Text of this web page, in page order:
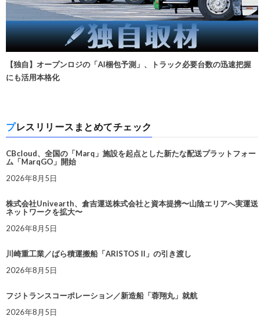
【独自】オープンロジの「AI梱包予測」、トラック必要台数の迅速把握
にも活用本格化
プレスリリースまとめてチェック
CBcloud、全国の「Marq」施設を起点とした新たな配送プラットフォー
ム「MarqGO」開始
2026年8月5日
株式会社Univearth、倉吉運送株式会社と資本提携〜山陰エリアへ実運送
ネットワークを拡大〜
2026年8月5日
川崎重工業／ばら積運搬船「ARISTOS II」の引き渡し
2026年8月5日
フジトランスコーポレーション／新造船「蓉翔丸」就航
2026年8月5日